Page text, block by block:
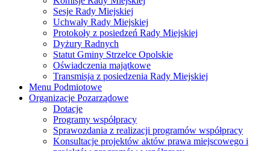
Sesje Rady Miejskiej
Uchwały Rady Miejskiej
Protokoły z posiedzeń Rady Miejskiej
Dyżury Radnych
Statut Gminy Strzelce Opolskie
Oświadczenia majątkowe
Transmisja z posiedzenia Rady Miejskiej
Menu Podmiotowe
Organizacje Pozarządowe
Dotacje
Programy współpracy
Sprawozdania z realizacji programów współpracy
Konsultacje projektów aktów prawa miejscowego i